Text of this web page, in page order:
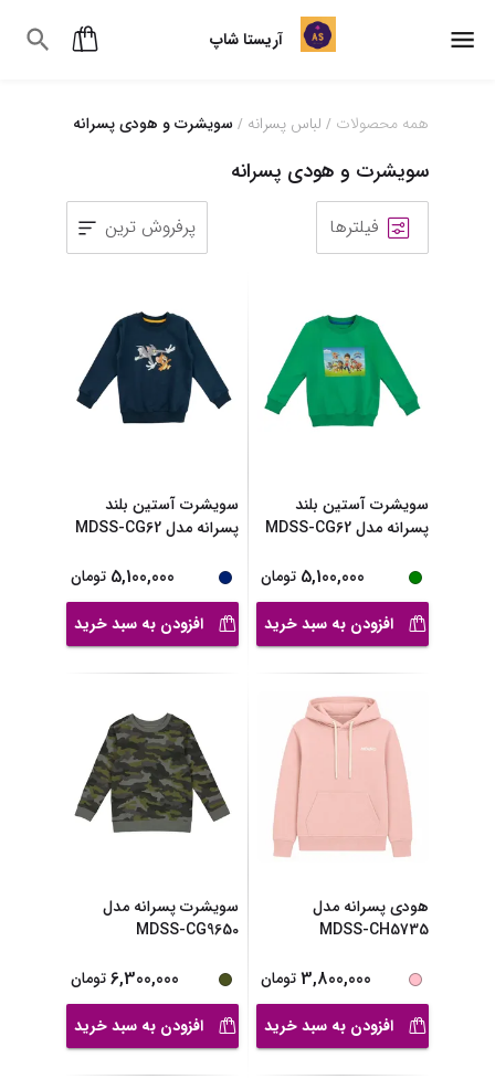
آریستا شاپ
همه محصولات / لباس پسرانه / سویشرت و هودی پسرانه
سویشرت و هودی پسرانه
فیلترها پرفروش ترین
سویشرت آستین بلند
پسرانه مدل MDSS-CG62
5,100,000 تومان
افزودن به سبد خرید
سویشرت آستین بلند
پسرانه مدل MDSS-CG62
5,100,000 تومان
افزودن به سبد خرید
هودی پسرانه مدل
MDSS-CH5735
3,800,000تومان
افزودن به سبد خرید
سویشرت پسرانه مدل
MDSS-CG9650
6,300,000تومان
افزودن به سبد خرید